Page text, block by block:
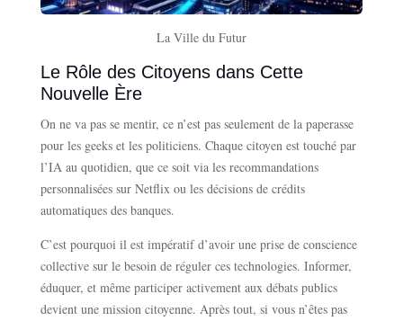
La Ville du Futur
Le Rôle des Citoyens dans Cette
Nouvelle Ère
On ne va pas se mentir, ce n’est pas seulement de la paperasse
pour les geeks et les politiciens. Chaque citoyen est touché par
l’IA au quotidien, que ce soit via les recommandations
personnalisées sur Netflix ou les décisions de crédits
automatiques des banques.
C’est pourquoi il est impératif d’avoir une prise de conscience
collective sur le besoin de réguler ces technologies. Informer,
éduquer, et même participer activement aux débats publics
devient une mission citoyenne. Après tout, si vous n’êtes pas